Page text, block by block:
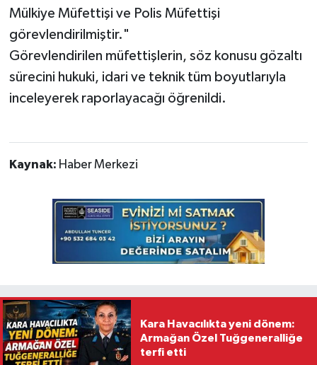
Mülkiye Müfettişi ve Polis Müfettişi
görevlendirilmiştir."
​Görevlendirilen müfettişlerin, söz konusu gözaltı
sürecini hukuki, idari ve teknik tüm boyutlarıyla
inceleyerek raporlayacağı öğrenildi.
Kaynak: Haber Merkezi
Kara Havacılıkta yeni dönem:
Armağan Özel Tuğgeneralliğe
terfi etti